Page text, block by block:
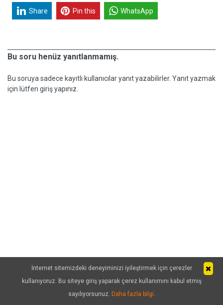
Share Pin this WhatsApp
Bu soru henüz yanıtlanmamış.
Bu soruya sadece kayıtlı kullanıcılar yanıt yazabilirler. Yanıt yazmak
için lütfen giriş yapınız.
İnternet sitemizdeki deneyiminizi iyileştirmek için çerezler
kullanıyoruz. Bu siteye giriş yaparak çerez kullanımını kabul etmiş
sayılıyorsunuz. Daha fazla bilgi.